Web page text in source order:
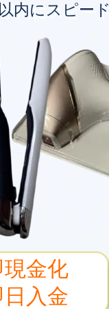
内にスピード
現金化
日入金